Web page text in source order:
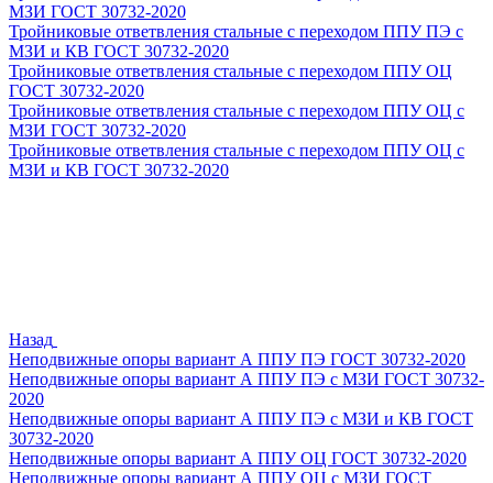
МЗИ ГОСТ 30732-2020
Тройниковые ответвления стальные с переходом ППУ ПЭ с
МЗИ и КВ ГОСТ 30732-2020
Тройниковые ответвления стальные с переходом ППУ ОЦ
ГОСТ 30732-2020
Тройниковые ответвления стальные с переходом ППУ ОЦ с
МЗИ ГОСТ 30732-2020
Тройниковые ответвления стальные с переходом ППУ ОЦ с
МЗИ и КВ ГОСТ 30732-2020
Назад
Неподвижные опоры вариант А ППУ ПЭ ГОСТ 30732-2020
Неподвижные опоры вариант А ППУ ПЭ с МЗИ ГОСТ 30732-
2020
Неподвижные опоры вариант А ППУ ПЭ с МЗИ и КВ ГОСТ
30732-2020
Неподвижные опоры вариант А ППУ ОЦ ГОСТ 30732-2020
Неподвижные опоры вариант А ППУ ОЦ с МЗИ ГОСТ